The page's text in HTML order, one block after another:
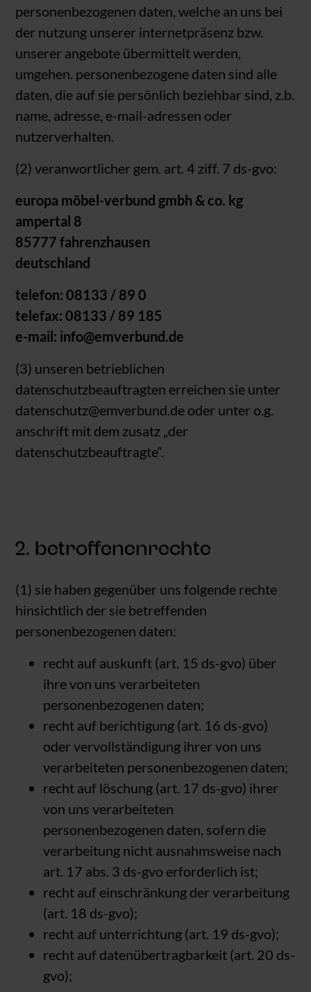
personenbezogenen daten, welche an uns bei
der nutzung unserer internetpräsenz bzw.
unserer angebote übermittelt werden,
umgehen. personenbezogene daten sind alle
daten, die auf sie persönlich beziehbar sind, z.b.
name, adresse, e-mail-adressen oder
nutzerverhalten.
(2) veranwortlicher gem. art. 4 ziff. 7 ds-gvo:
europa möbel-verbund gmbh & co. kg
ampertal 8
85777 fahrenzhausen
deutschland
telefon: 08133 / 89 0
telefax: 08133 / 89 185
e-mail: info@emverbund.de
(3) unseren betrieblichen
datenschutzbeauftragten erreichen sie unter
datenschutz@emverbund.de oder unter o.g.
anschrift mit dem zusatz „der
datenschutzbeauftragte“.
2. betroffenenrechte
(1) sie haben gegenüber uns folgende rechte
hinsichtlich der sie betreffenden
personenbezogenen daten:
recht auf auskunft (art. 15 ds-gvo) über
ihre von uns verarbeiteten
personenbezogenen daten;
recht auf berichtigung (art. 16 ds-gvo)
oder vervollständigung ihrer von uns
verarbeiteten personenbezogenen daten;
recht auf löschung (art. 17 ds-gvo) ihrer
von uns verarbeiteten
personenbezogenen daten, sofern die
verarbeitung nicht ausnahmsweise nach
art. 17 abs. 3 ds-gvo erforderlich ist;
recht auf einschränkung der verarbeitung
(art. 18 ds-gvo);
recht auf unterrichtung (art. 19 ds-gvo);
recht auf datenübertragbarkeit (art. 20 ds-
gvo);